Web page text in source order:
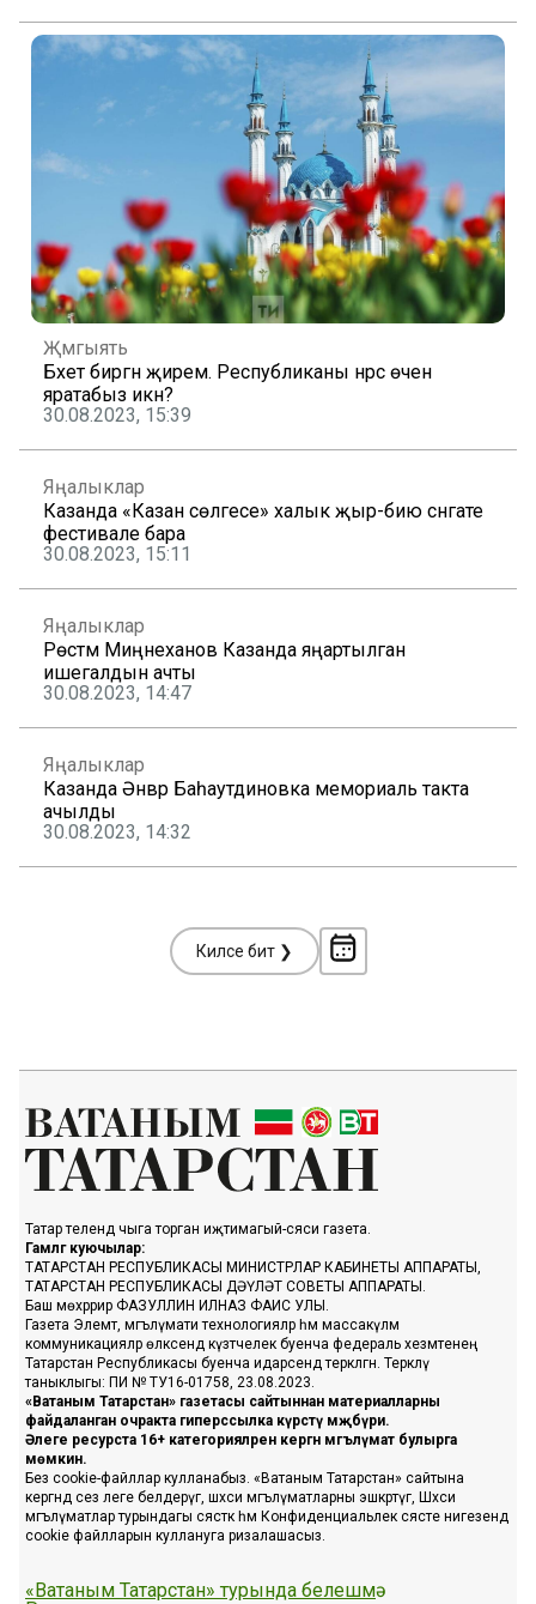
Җәмгыять
Бәхет биргән җирем. Республиканы нәрсә өчен
яратабыз икән?
30.08.2023, 15:39
Яңалыклар
Казанда «Казан сөлгесе» халык җыр-бию сәнгате
фестивале бара
30.08.2023, 15:11
Яңалыклар
Рөстәм Миңнеханов Казанда яңартылган
ишегалдын ачты
30.08.2023, 14:47
Яңалыклар
Казанда Әнвәр Баһаутдиновка мемориаль такта
ачылды
30.08.2023, 14:32
Киләсе бит ❯
Татар телендә чыга торган иҗтимагый-сәяси газета.
Гамәлгә куючылар:
ТАТАРСТАН РЕСПУБЛИКАСЫ МИНИСТРЛАР КАБИНЕТЫ АППАРАТЫ,
ТАТАРСТАН РЕСПУБЛИКАСЫ ДӘҮЛӘТ СОВЕТЫ АППАРАТЫ.
Баш мөхәррир ФАЗУЛЛИН ИЛНАЗ ФАИС УЛЫ.
Газета Элемтә, мәгълүмати технологияләр һәм массакүләм
коммуникацияләр өлкәсендә күзәтчелек буенча федераль хезмәтенең
Татарстан Республикасы буенча идарәсендә теркәлгән. Теркәлү
таныклыгы: ПИ № ТУ16-01758, 23.08.2023.
«Ватаным Татарстан» газетасы сайтыннан материалларны
файдаланган очракта гиперссылка күрсәтү мәҗбүри.
Әлеге ресурста 16+ категорияләренә кергән мәгълүмат булырга
мөмкин.
Без cookie-файллар кулланабыз. «Ватаным Татарстан» сайтына
кергәндә сез әлеге белдерүгә, шәхси мәгълүматларны эшкәртүгә, Шәхси
мәгълүматлар турындагы сәясәткә һәм Конфиденциальлек сәясәте нигезендә
cookie файлларын куллануга ризалашасыз.
«Ватаным Татарстан» турында белешмә